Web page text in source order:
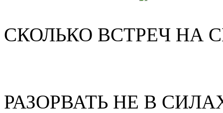
СКОЛЬКО ВСТРЕЧ НА
РАЗОРВАТЬ НЕ В